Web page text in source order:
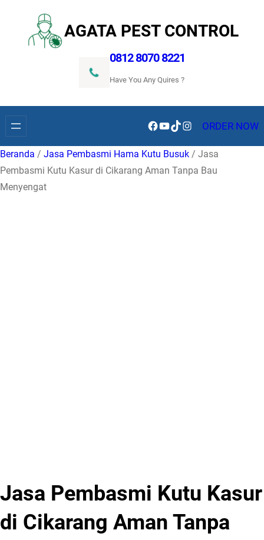
konten
AGATA PEST CONTROL
0812 8070 8221
Have You Any Quires ?
Facebook
YouTube
TikTokInstagramORDER NOW
Beranda / Jasa Pembasmi Hama Kutu Busuk / Jasa
Pembasmi Kutu Kasur di Cikarang Aman Tanpa Bau
Menyengat
Jasa Pembasmi Kutu Kasur
di Cikarang Aman Tanpa